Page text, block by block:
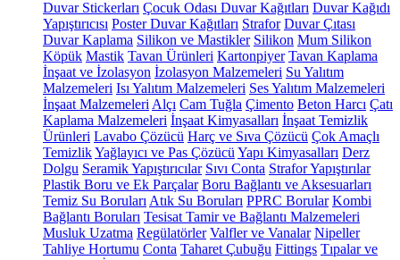
Duvar Stickerları Çocuk Odası Duvar Kağıtları Duvar Kağıdı
Yapıştırıcısı Poster Duvar Kağıtları Strafor Duvar Çıtası
Duvar Kaplama Silikon ve Mastikler Silikon Mum Silikon
Köpük Mastik Tavan Ürünleri Kartonpiyer Tavan Kaplama
İnşaat ve İzolasyon İzolasyon Malzemeleri Su Yalıtım
Malzemeleri Isı Yalıtım Malzemeleri Ses Yalıtım Malzemeleri
İnşaat Malzemeleri Alçı Cam Tuğla Çimento Beton Harcı Çatı
Kaplama Malzemeleri İnşaat Kimyasalları İnşaat Temizlik
Ürünleri Lavabo Çözücü Harç ve Sıva Çözücü Çok Amaçlı
TemizlikYağlayıcı ve Pas Çözücü Yapı Kimyasalları Derz
Dolgu Seramik Yapıştırıcılar Sıvı Conta Strafor Yapıştırılar
Plastik Boru ve Ek Parçalar Boru Bağlantı ve Aksesuarları
Temiz Su Boruları Atık Su Boruları PPRC Borular Kombi
Bağlantı Boruları Tesisat Tamir ve Bağlantı Malzemeleri
Musluk Uzatma Regülatörler Valfler ve Vanalar Nipeller
Tahliye Hortumu Conta Taharet Çubuğu Fittings Tıpalar ve